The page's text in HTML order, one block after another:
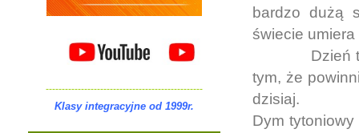
bardzo dużą
świecie
Dzień
tym, że
dzisiaj.
Dym
-------------------------------------------------
Klasy integracyjne od 1999r.